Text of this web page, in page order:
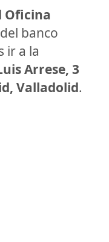
Oficina
del banco
ir a la
Arrese, 3
Valladolid.